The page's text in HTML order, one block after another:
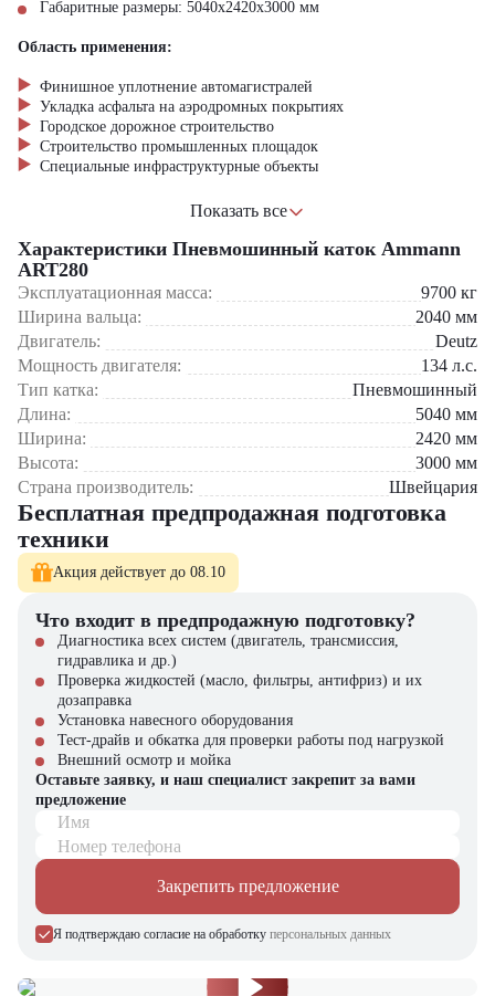
Габаритные размеры: 5040х2420х3000 мм
Область применения:
Финишное уплотнение автомагистралей
Укладка асфальта на аэродромных покрытиях
Городское дорожное строительство
Строительство промышленных площадок
Специальные инфраструктурные объекты
Приобрести Ammann ART280 можно в компании "ЦТО" –
Полный сервисный пакет
Оригинальные запчасти
Гибкие условия финансирования
Профессиональные консультации
Выбирайте Ammann ART280 для безупречного качества дорожных
работ! Полный ассортимент дорожной техники доступен на нашем
сайте.
Показать все
Характеристики Пневмошинный каток Ammann
ART280
Эксплуатационная масса: 9700 кг
Ширина вальца:
2040 мм
Двигатель:
Deutz
Мощность двигателя:
134 л.с.
Тип катка:
Пневмошинный
Длина:
5040 мм
Ширина:
2420 мм
Высота:
3000 мм
Страна производитель:
Швейцария
Бесплатная предпродажная подготовка
техники
Акция действует до 08.10
Что входит в предпродажную подготовку?
Диагностика всех систем (двигатель, трансмиссия,
гидравлика и др.)
Проверка жидкостей (масло, фильтры, антифриз) и их
дозаправка
Установка навесного оборудования
Тест-драйв и обкатка для проверки работы под нагрузкой
Внешний осмотр и мойка
Оставьте заявку, и наш специалист закрепит за вами
предложение
Имя
Номер телефона
Закрепить предложение
Я подтверждаю согласие на обработку персональных данных